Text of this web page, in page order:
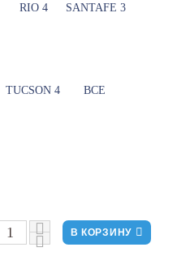
RIO 4 SANTAFE 3
TUCSON 4 ВСЕ
В КОРЗИНУ